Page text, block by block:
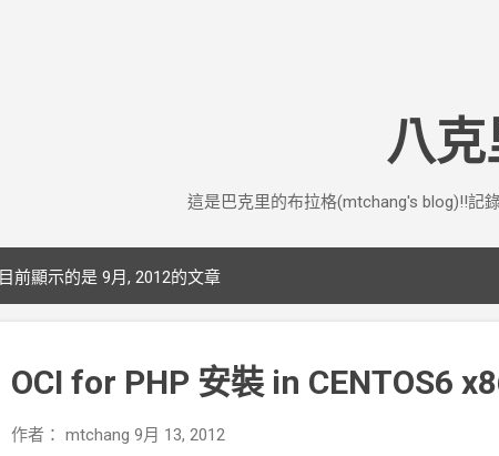
八克
這是巴克里的布拉格(mtchang's blog)!!記
目前顯示的是 9月, 2012的文章
OCI for PHP 安裝 in CENTOS6
作者： mtchang 9月 13, 2012